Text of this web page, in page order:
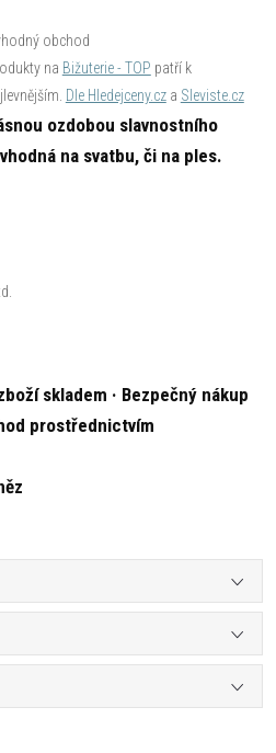
obchod
na Bižuterie - TOP patří k
Dle Hledejceny.cza Sleviste.cz
ozdobou slavnostního
na svatbu, či na ples.
skladem · Bezpečný nákup
prostřednictvím